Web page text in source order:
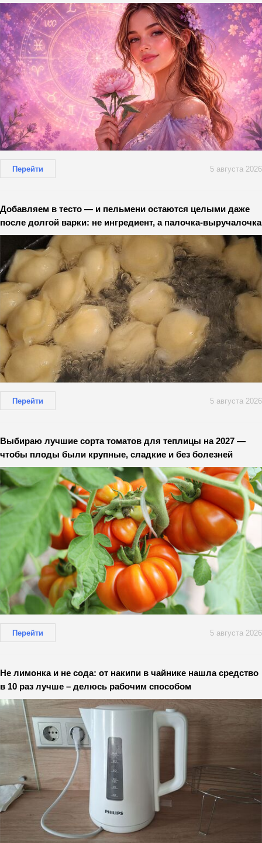
Перейти 5 августа 2026
Добавляем в тесто — и пельмени остаются целыми даже
после долгой варки: не ингредиент, а палочка-выручалочка
Перейти 5 августа 2026
Выбираю лучшие сорта томатов для теплицы на 2027 —
чтобы плоды были крупные, сладкие и без болезней
Перейти 5 августа 2026
Не лимонка и не сода: от накипи в чайнике нашла средство
в 10 раз лучше – делюсь рабочим способом